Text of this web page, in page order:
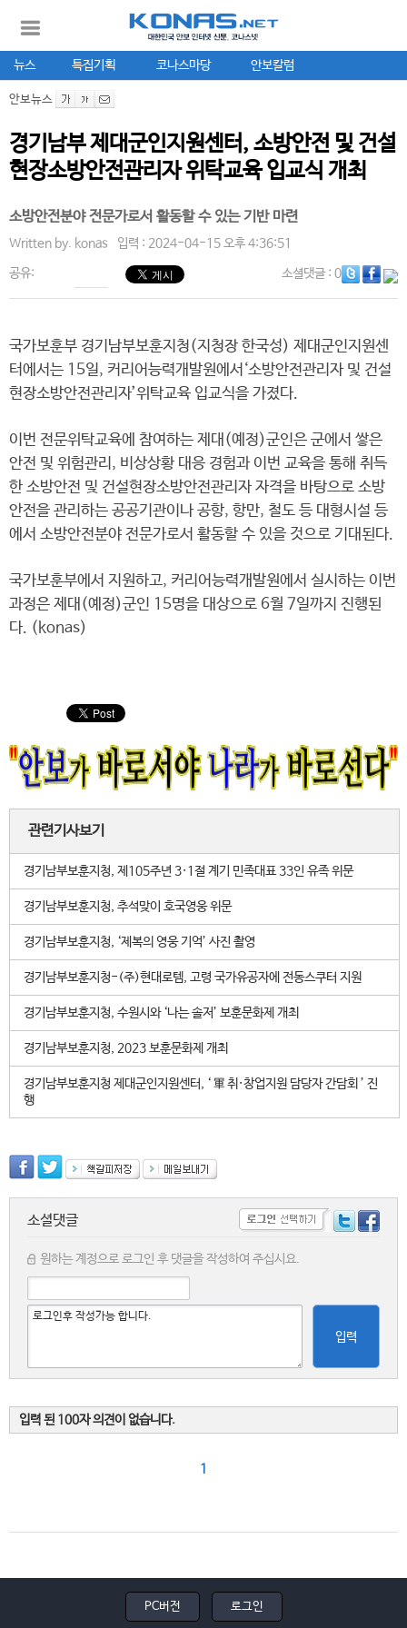
뉴스 특집기획 코나스마당 안보칼럼
안보뉴스
경기남부 제대군인지원센터, 소방안전 및 건설
현장소방안전관리자 위탁교육 입교식 개최
소방안전분야 전문가로서 활동할 수 있는 기반 마련
Written by. konas 입력 : 2024-04-15 오후 4:36:51
공유: 소셜댓글: 0
국가보훈부 경기남부보훈지청(지청장 한국성) 제대군인지원센
터에서는 15일, 커리어능력개발원에서‘소방안전관리자 및 건설
현장소방안전관리자’위탁교육 입교식을 가졌다.
이번 전문위탁교육에 참여하는 제대(예정)군인은 군에서 쌓은
안전 및 위험관리, 비상상황 대응 경험과 이번 교육을 통해 취득
한 소방안전 및 건설현장소방안전관리자 자격을 바탕으로 소방
안전을 관리하는 공공기관이나 공항, 항만, 철도 등 대형시설 등
에서 소방안전분야 전문가로서 활동할 수 있을 것으로 기대된다.
국가보훈부에서 지원하고, 커리어능력개발원에서 실시하는 이번
과정은 제대(예정)군인 15명을 대상으로 6월 7일까지 진행된
다. (konas)
관련기사보기
경기남부보훈지청, 제105주년 3·1절 계기 민족대표 33인 유족 위문
경기남부보훈지청, 추석맞이 호국영웅 위문
경기남부보훈지청, ‘제복의 영웅 기억’ 사진 촬영
경기남부보훈지청-(주)현대로템, 고령 국가유공자에 전동스쿠터 지원
경기남부보훈지청, 수원시와 ‘나는 솔저’ 보훈문화제 개최
경기남부보훈지청, 2023 보훈문화제 개최
경기남부보훈지청 제대군인지원센터, ‘ 軍 취·창업지원 담당자 간담회 ’ 진
행
소셜댓글
원하는 계정으로 로그인 후 댓글을 작성하여 주십시요.
입력
입력 된 100자 의견이 없습니다.
1
PC버전 로그인